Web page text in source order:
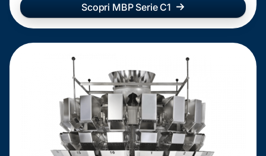
Scopri MBP Serie C1